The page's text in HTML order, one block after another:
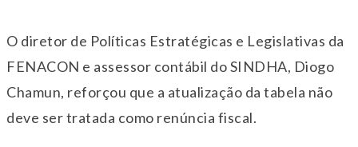
O diretor de Políticas Estratégicas e Legislativas da
FENACON e assessor contábil do SINDHA, Diogo
Chamun, reforçou que a atualização da tabela não
deve ser tratada como renúncia fiscal.